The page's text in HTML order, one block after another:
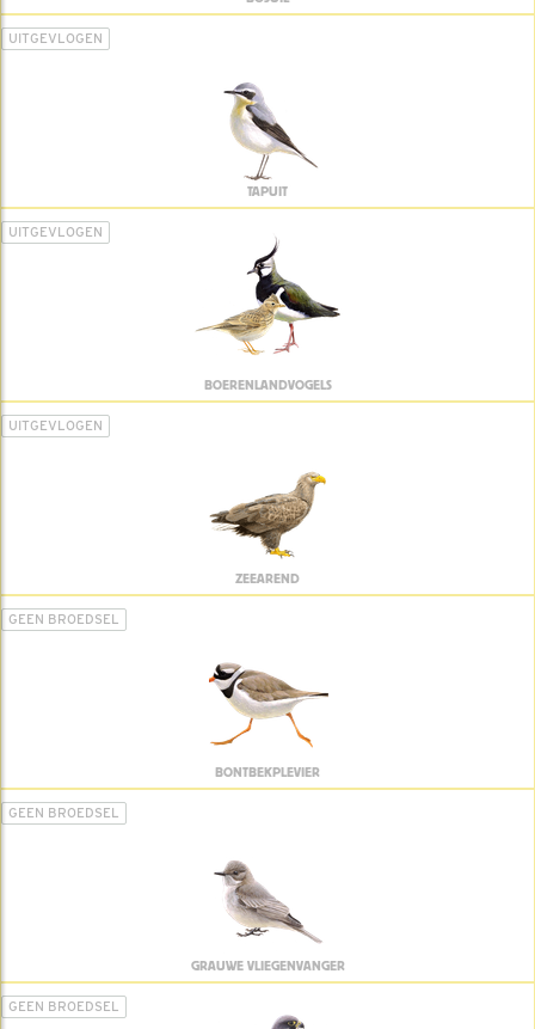
UITGEVLOGEN
TAPUIT
UITGEVLOGEN
BOERENLANDVOGELS
UITGEVLOGEN
ZEEAREND
GEEN BROEDSEL
BONTBEKPLEVIER
GEEN BROEDSEL
GRAUWE VLIEGENVANGER
GEEN BROEDSEL